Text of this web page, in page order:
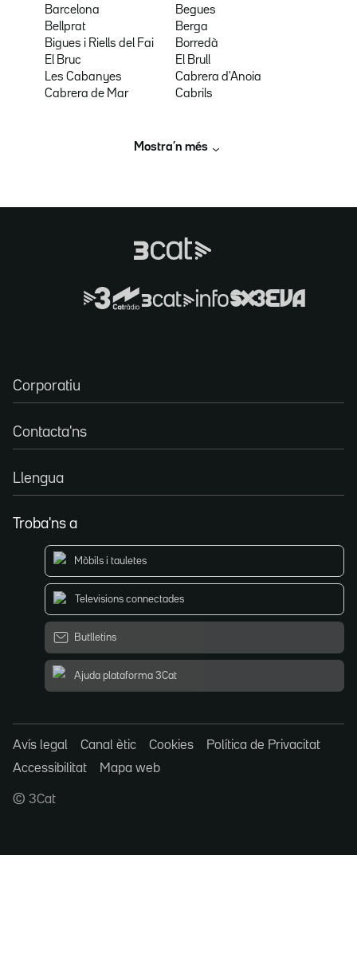
Barcelona
Begues
Bellprat
Berga
Bigues i Riells del Fai
Borredà
El Bruc
El Brull
Les Cabanyes
Cabrera d'Anoia
Cabrera de Mar
Cabrils
Mostra’n més
Corporatiu
Contacta'ns
Llengua
Troba'ns a
Mòbils i tauletes
Televisions connectades
Butlletins
Ajuda plataforma 3Cat
Avís legal Canal ètic Cookies
Política de Privacitat
Accessibilitat
Mapa web
© 3Cat